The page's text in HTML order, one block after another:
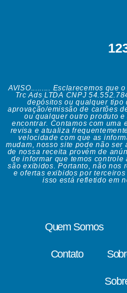
AVISO......... Esclarecemos que
Trc Ads LTDA CNPJ
depósitos ou qualquer tipo
aprovação/emissão de cartões
ou qualquer outro produto
encontrar. Contamos com uma
revisa e atualiza
velocidade com que as
mudam, nosso site pode não ser
de nossa receita provém de
de informar que temos
são exibidos. Portanto, não nos
e ofertas exibidos por
isso está refletido em
Quem Somos
Contato